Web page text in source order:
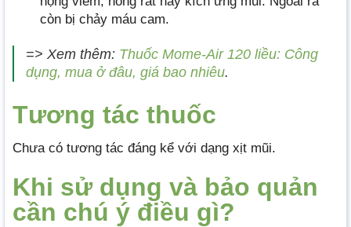
còn bị chảy máu cam.
=> Xem thêm: Thuốc Mome-Air 120 liều: Công
dụng, mua ở đâu, giá bao nhiêu.
Tương tác thuốc
Chưa có tương tác đáng kể với dạng xịt mũi.
Khi sử dụng và bảo quản
cần chú ý điều gì?